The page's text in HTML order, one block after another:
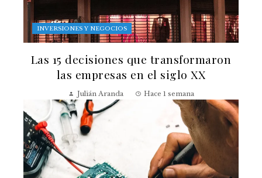
INVERSIONES Y NEGOCIOS
Las 15 decisiones que transformaron
las empresas en el siglo XX
Julián Aranda Hace 1 semana